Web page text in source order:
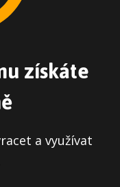
získáte
a využívat